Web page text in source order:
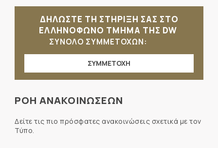
ΔΗΛΩΣΤΕ ΤΗ ΣΤΗΡΙΞΗ ΣΑΣ ΣΤΟ
ΕΛΛΗΝΟΦΩΝΟ ΤΜΗΜΑ ΤΗΣ DW
ΣΥΝΟΛΟ ΣΥΜΜΕΤΟΧΩΝ:
ΣΥΜΜΕΤΟΧΗ
ΡΟΗ ΑΝΑΚΟΙΝΩΣΕΩΝ
Δείτε τις πιο πρόσφατες ανακοινώσεις σχετικά με τον
Τύπο.